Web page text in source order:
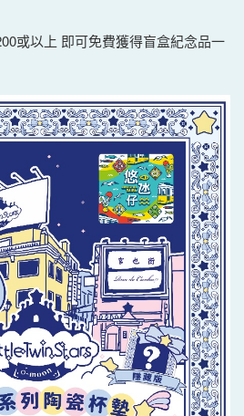
或以上 即可免費獲得盲盒紀念品一